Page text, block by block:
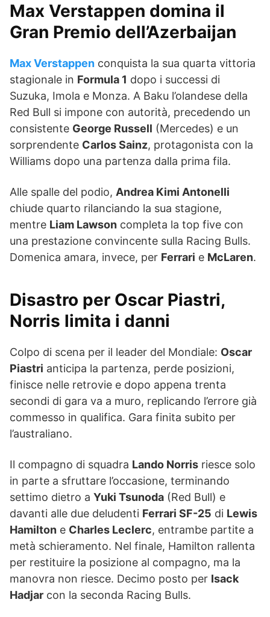
Max Verstappen domina il
Gran Premio dell’Azerbaijan
Max Verstappen conquista la sua quarta vittoria
stagionale in Formula 1 dopo i successi di
Suzuka, Imola e Monza. A Baku l’olandese della
Red Bull si impone con autorità, precedendo un
consistente George Russell (Mercedes) e un
sorprendente Carlos Sainz, protagonista con la
Williams dopo una partenza dalla prima fila.
Alle spalle del podio, Andrea Kimi Antonelli
chiude quarto rilanciando la sua stagione,
mentre Liam Lawson completa la top five con
una prestazione convincente sulla Racing Bulls.
Domenica amara, invece, per Ferrari e McLaren.
Disastro per Oscar Piastri,
Norris limita i danni
Colpo di scena per il leader del Mondiale: Oscar
Piastri anticipa la partenza, perde posizioni,
finisce nelle retrovie e dopo appena trenta
secondi di gara va a muro, replicando l’errore già
commesso in qualifica. Gara finita subito per
l’australiano.
Il compagno di squadra Lando Norris riesce solo
in parte a sfruttare l’occasione, terminando
settimo dietro a Yuki Tsunoda (Red Bull) e
davanti alle due deludenti Ferrari SF-25 di Lewis
Hamilton e Charles Leclerc, entrambe partite a
metà schieramento. Nel finale, Hamilton rallenta
per restituire la posizione al compagno, ma la
manovra non riesce. Decimo posto per Isack
Hadjar con la seconda Racing Bulls.